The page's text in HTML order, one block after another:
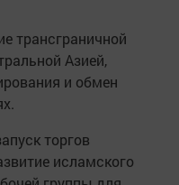
трансграничной
Азией,
и обмен
торгов
исламского